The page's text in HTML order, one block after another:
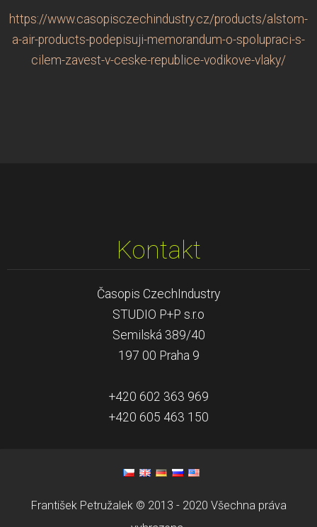
https://www.casopisczechindustry.cz/products/alstom-
a-air-products-podepisuji-memorandum-o-spolupraci-s-
cilem-zavest-v-ceske-republice-vodikove-vlaky/
Kontakt
Časopis CzechIndustry
STUDIO P+P s.r.o
Semilská 389/40
197 00 Praha 9
+420 602 363 969
+420 605 463 150
František Petružalek © 2013 - 2020 Všechna práva